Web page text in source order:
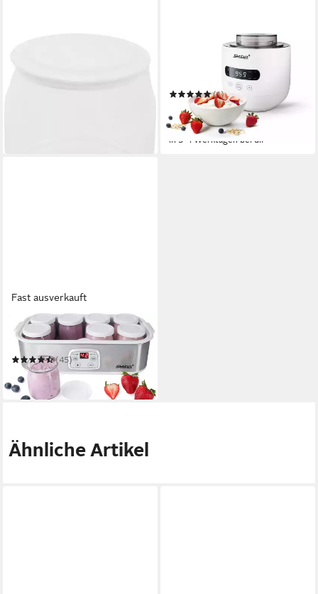
L für JM 4
Joghurtbereiter JM4
(1)
ab 70,09 € UVP98,00 €
-28%
in 3-4 Werktagen bei dir
Fast ausverkauft
STEBA
Joghurtbereiter JM 3
(45)
ab 40,90 €
in 2-3 Werktagen bei dir
Ähnliche Artikel